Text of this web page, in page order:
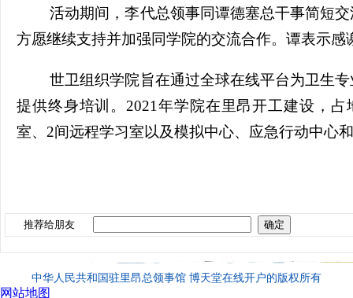
活动期间，李代总领事同谭德塞总干事简短
方愿继续支持并加强同学院的交流合作。谭表示感
世卫组织学院旨在通过全球在线平台为卫生
提供终身培训。2021年学院在里昂开工建设，
室、2间远程学习室以及模拟中心、应急行动中心
推荐给朋友
中华人民共和国驻里昂总领事馆 博天堂在线开户的版权所有
网站地图